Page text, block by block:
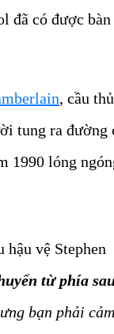
đã có được
, cầu
tung ra đường
1990 lóng
vệ Stephen
từ phía
bạn phải